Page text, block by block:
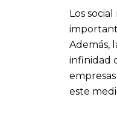
Los
Además,
infinidad
este